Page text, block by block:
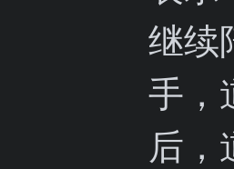
继续
手，
后，